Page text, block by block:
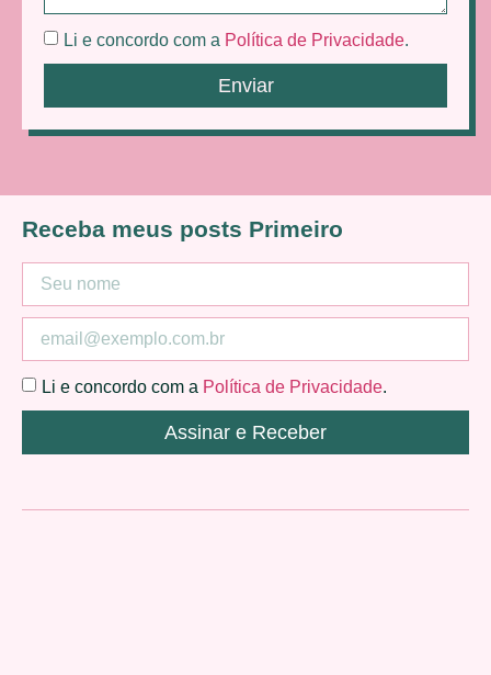
Li e concordo com a Política de Privacidade.
Enviar
Receba meus posts Primeiro
Li e concordo com a Política de Privacidade.
Assinar e Receber